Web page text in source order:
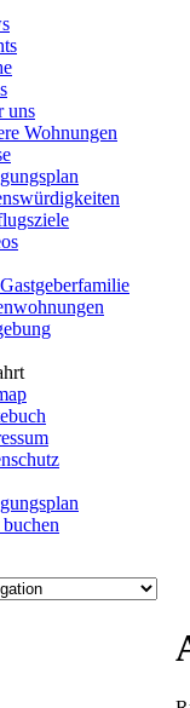
uns
Wohnungen
buchen